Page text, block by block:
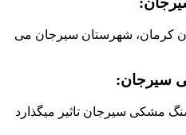
کرمان، شهرستان سیرجان می
سیرجان:
مشکی سیرجان تاثیر میگذارد